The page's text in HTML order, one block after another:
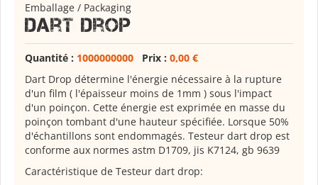
Emballage / Packaging
Dart Drop
Quantité : 1000000000 Prix : 0,00 €
Dart Drop détermine l'énergie nécessaire à la rupture
d'un film ( l'épaisseur moins de 1mm ) sous l'impact
d'un poinçon. Cette énergie est exprimée en masse du
poinçon tombant d'une hauteur spécifiée. Lorsque 50%
d'échantillons sont endommagés. Testeur dart drop est
conforme aux normes astm D1709, jis K7124, gb 9639
Caractéristique de Testeur dart drop: